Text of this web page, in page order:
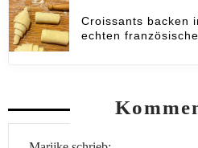
Croissants backen
echten